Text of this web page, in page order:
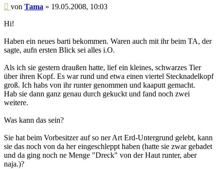
Beitrag
von Tama » 19.05.2008, 10:03
Hi!
Haben ein neues barti bekommen. Waren auch mit ihr beim TA, der
sagte, aufn ersten Blick sei alles i.O.
Als ich sie gestern draußen hatte, lief ein kleines, schwarzes Tier
über ihren Kopf. Es war rund und etwa einen viertel Stecknadelkopf
groß. Ich habs von ihr runter genommen und kaaputt gemacht.
Hab sie dann ganz genau durch gekuckt und fand noch zwei
weitere.
Was kann das sein?
Sie hat beim Vorbesitzer auf so ner Art Erd-Untergrund gelebt, kann
sie das noch von da her eingeschleppt haben (hatte sie zwar gebadet
und da ging noch ne Menge "Dreck" von der Haut runter, aber
naja.)?